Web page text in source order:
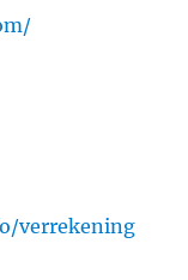
verrekening